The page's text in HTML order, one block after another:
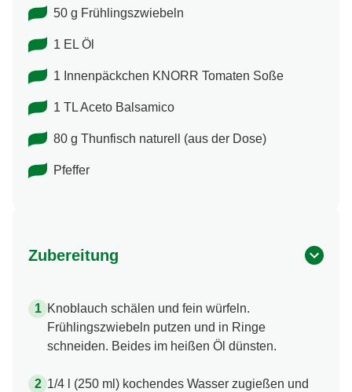
50 g Frühlingszwiebeln
1 EL Öl
1 Innenpäckchen KNORR Tomaten Soße
1 TL Aceto Balsamico
80 g Thunfisch naturell (aus der Dose)
Pfeffer
Zubereitung
Knoblauch schälen und fein würfeln.
Frühlingszwiebeln putzen und in Ringe
schneiden. Beides im heißen Öl dünsten.
1/4 l (250 ml) kochendes Wasser zugießen und